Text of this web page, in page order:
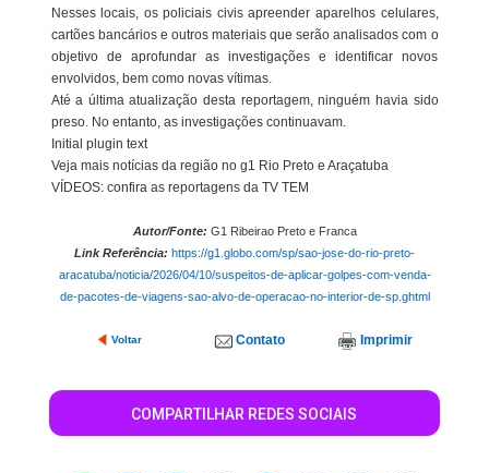
Nesses locais, os policiais civis apreender aparelhos celulares,
cartões bancários e outros materiais que serão analisados com o
objetivo de aprofundar as investigações e identificar novos
envolvidos, bem como novas vítimas.
Até a última atualização desta reportagem, ninguém havia sido
preso. No entanto, as investigações continuavam.
Initial plugin text
Veja mais notícias da região no g1 Rio Preto e Araçatuba
VÍDEOS: confira as reportagens da TV TEM
Autor/Fonte: G1 Ribeirao Preto e Franca
Link Referência: https://g1.globo.com/sp/sao-jose-do-rio-preto-
aracatuba/noticia/2026/04/10/suspeitos-de-aplicar-golpes-com-venda-
de-pacotes-de-viagens-sao-alvo-de-operacao-no-interior-de-sp.ghtml
Voltar Contato Imprimir
COMPARTILHAR REDES SOCIAIS